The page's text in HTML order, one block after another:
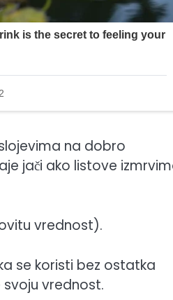
na dobro
jači ako listove
vrednost).
se koristi bez ostatka
svoju vrednost.